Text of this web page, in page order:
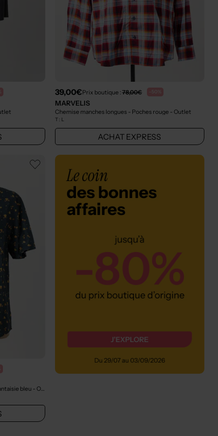
39,00€Prix boutique : 78,00€ -50%
MARVELIS
Chemise manches longues - Poches rouge - Outlet
T : L
ACHAT EXPRESS
bleu - Outlet